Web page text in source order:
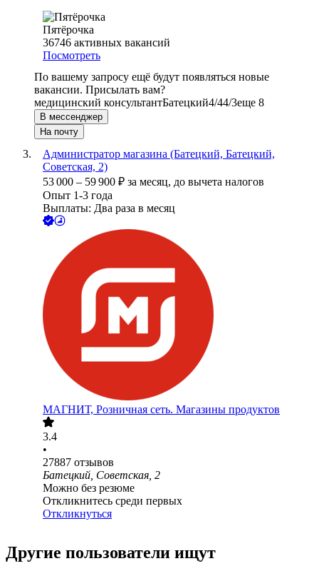
Пятёрочка
36746 активных вакансий
Посмотреть
По вашему запросу ещё будут появляться новые
вакансии. Присылать вам?
медицинский консультантБатецкий4/44/3еще 8
В мессенджер
На почту
Администратор магазина (Батецкий, Батецкий,
Советская, 2)
53 000 – 59 900 ₽ за месяц, до вычета налогов
Опыт 1-3 года
Выплаты: Два раза в месяц
МАГНИТ, Розничная сеть. Магазины продуктов
3.4
•
27887 отзывов
Батецкий, Советская, 2
Можно без резюме
Откликнитесь среди первых
Откликнуться
Другие пользователи ищут